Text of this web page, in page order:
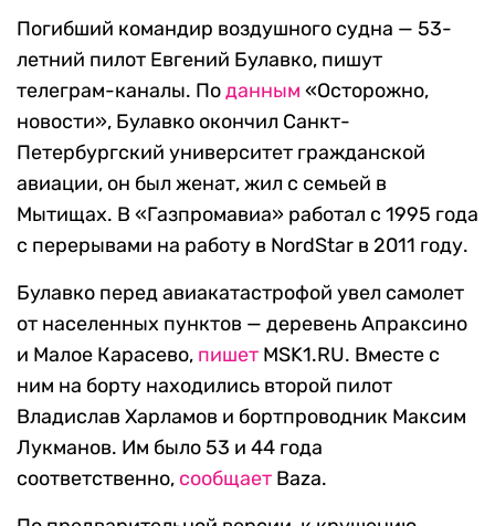
Погибший командир воздушного судна — 53-
летний пилот Евгений Булавко, пишут
телеграм-каналы. Поданным «Осторожно,
новости», Булавко окончил Санкт-
Петербургский университет гражданской
авиации, он был женат, жил с семьей в
Мытищах. В «Газпромавиа» работал с 1995 года
с перерывами на работу в NordStar в 2011 году.
Булавко перед авиакатастрофой увел самолет
от населенных пунктов — деревень Апраксино
и Малое Карасево, пишет MSK1.RU. Вместе с
ним на борту находились второй пилот
Владислав Харламов и бортпроводник Максим
Лукманов. Им было 53 и 44 года
соответственно, сообщает Baza.